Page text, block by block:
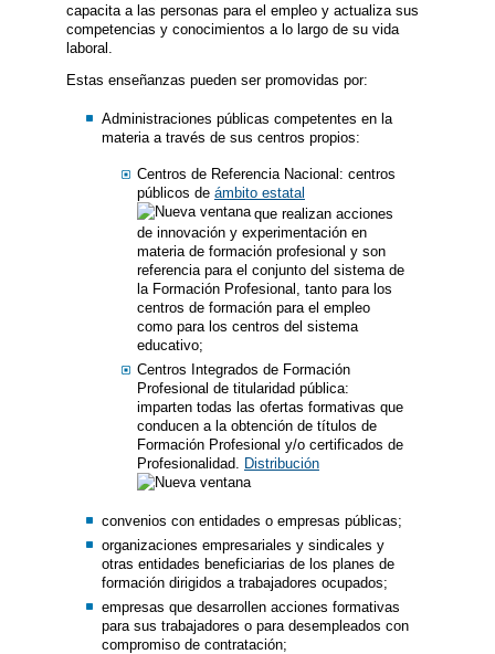
capacita a las personas para el empleo y actualiza sus
competencias y conocimientos a lo largo de su vida
laboral.
Estas enseñanzas pueden ser promovidas por:
Administraciones públicas competentes en la
materia a través de sus centros propios:
Centros de Referencia Nacional: centros
públicos de ámbito estatal
que realizan acciones
de innovación y experimentación en
materia de formación profesional y son
referencia para el conjunto del sistema de
la Formación Profesional, tanto para los
centros de formación para el empleo
como para los centros del sistema
educativo;
Centros Integrados de Formación
Profesional de titularidad pública:
imparten todas las ofertas formativas que
conducen a la obtención de títulos de
Formación Profesional y/o certificados de
Profesionalidad.
Distribución
convenios con entidades o empresas públicas;
organizaciones empresariales y sindicales y
otras entidades beneficiarias de los planes de
formación dirigidos a trabajadores ocupados;
empresas que desarrollen acciones formativas
para sus trabajadores o para desempleados con
compromiso de contratación;